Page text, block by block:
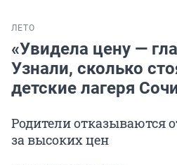
ЛЕТО
«Увидела цену —
Узнали, сколько
детские лагеря
Родители отказываются
за высоких цен